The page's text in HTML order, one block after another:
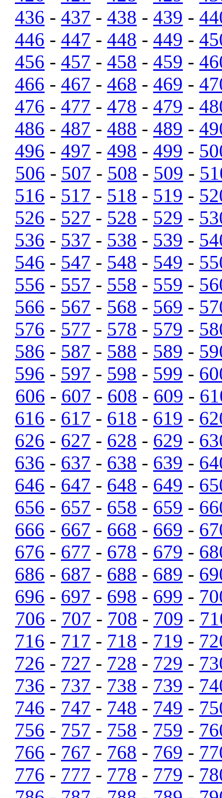
436 - 437 - 438 - 439 -
446 - 447 - 448 - 449 -
456 - 457 - 458 - 459 -
466 - 467 - 468 - 469 -
476 - 477 - 478 - 479 -
486 - 487 - 488 - 489 -
496 - 497 - 498 - 499 -
506 - 507 - 508 - 509 -
516 - 517 - 518 - 519 -
526 - 527 - 528 - 529 -
536 - 537 - 538 - 539 -
546 - 547 - 548 - 549 -
556 - 557 - 558 - 559 -
566 - 567 - 568 - 569 -
576 - 577 - 578 - 579 -
586 - 587 - 588 - 589 -
596 - 597 - 598 - 599 -
606 - 607 - 608 - 609 -
616 - 617 - 618 - 619 -
626 - 627 - 628 - 629 -
636 - 637 - 638 - 639 -
646 - 647 - 648 - 649 -
656 - 657 - 658 - 659 -
666 - 667 - 668 - 669 -
676 - 677 - 678 - 679 -
686 - 687 - 688 - 689 -
696 - 697 - 698 - 699 -
706 - 707 - 708 - 709 -
716 - 717 - 718 - 719 -
726 - 727 - 728 - 729 -
736 - 737 - 738 - 739 -
746 - 747 - 748 - 749 -
756 - 757 - 758 - 759 -
766 - 767 - 768 - 769 -
776 - 777 - 778 - 779 -